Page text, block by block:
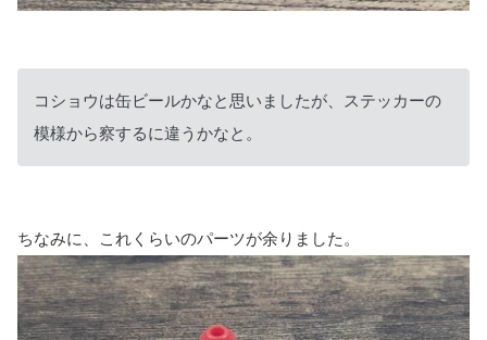
コショウは缶ビールかなと思いましたが、ステッカーの
模様から察するに違うかなと。
ちなみに、これくらいのパーツが余りました。